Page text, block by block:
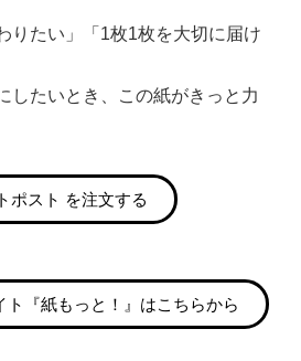
りたい」「1枚1枚を大切に届け
したいとき、この紙がきっと力
ポスト を注文する
ト『紙もっと！』はこちらから